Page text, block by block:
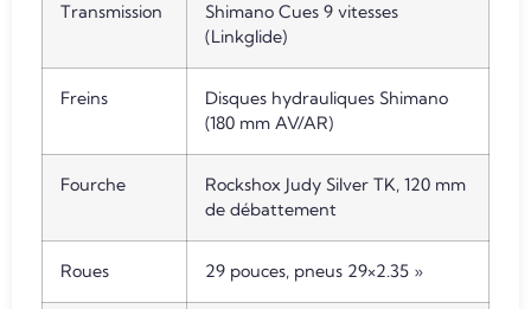
Transmission
Shimano Cues 9 vitesses
(Linkglide)
Freins
Disques hydrauliques Shimano
(180 mm AV/AR)
Fourche
Rockshox Judy Silver TK, 120 mm
de débattement
Roues 29 pouces, pneus 29×2.35 »